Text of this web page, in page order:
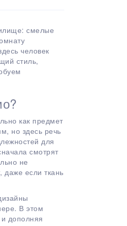
смелые
человек
стиль,
как предмет
но здесь речь
для
смотрят
не
даже если ткань
В этом
дополняя